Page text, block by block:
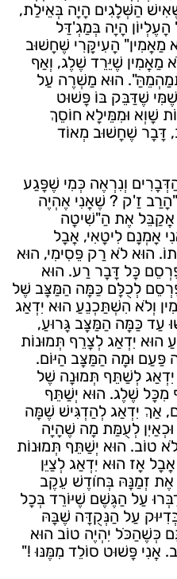
הַשְּׁלָגִים הָיָה בְּאֵילַת,
הָיָה בְּמַגְ'דַּל
מַאֲמִין" הָעִיקָּרִי שֶׁחָשׁוּב
מַאֲמִין שֶׁיֵּרֵד שֶׁלֶג, וְאַף
הוּא מַשְׁרֶה עַל
שֶׁדַּבֵּק בּוֹ פָּשׁוּט
שָׁוְא וּמִמֵּילָא חוֹסֵךְ
דָּבָר שֶׁחָשׁוּב מְאוֹד
וְנִרְאֶה כְּמִי שֶׁפָּגַע
זַ'ק ? שֶׁאֲנִי אֶהְיֶה
אֲקַבֵּל אֶת הַ"שִׁיטָה
אָמְנָם לִיטָאִי, אֲבָל
הוּא לֹא רַק פֵּסִימִי, הוּא
כָּל דָּבָר רַע. הוּא
לְכֻלָּם כַּמָּה הַמַּצָּב שֶׁל
וְלֹא הִשְׁתַּכְנֵעַ הוּא יִדְאַג
עַד כַּמָּה הַמַּצָּב גָּרוּעַ,
הוּא יִדְאַג לְצָרֵף תְּמוּנוֹת
פַּעַם וּמָה הַמַּצָּב הַיּוֹם.
יִדְאַג לְשַׁתֵּף תְּמוּנָה שֶׁל
מִכָּל שֶׁלֶג. הוּא יְשַׁתֵּף
אַךְ יִדְאַג לְהַדְגִּישׁ שֶׁמָּה
לְעֻמַּת מָה שֶׁהָיָה
טוֹב. הוּא יְשַׁתֵּף תְּמוּנוֹת
אָז הוּא יִדְאַג לְצַיֵּן
זְמַנָּהּ בְּחֹודֶשׁ עֵקֶב
עַל הַגֶּשֶׁם שֶׁיּוֹרֵד בְּכָל
עַל הַנְּקֻדָּה שֶׁבָּהּ
כְּשֶׁהַכֹּל יִהְיֶה טוֹב הוּא
אֲנִי פָּשׁוּט סוֹלֵד מִמֶּנּוּ !"